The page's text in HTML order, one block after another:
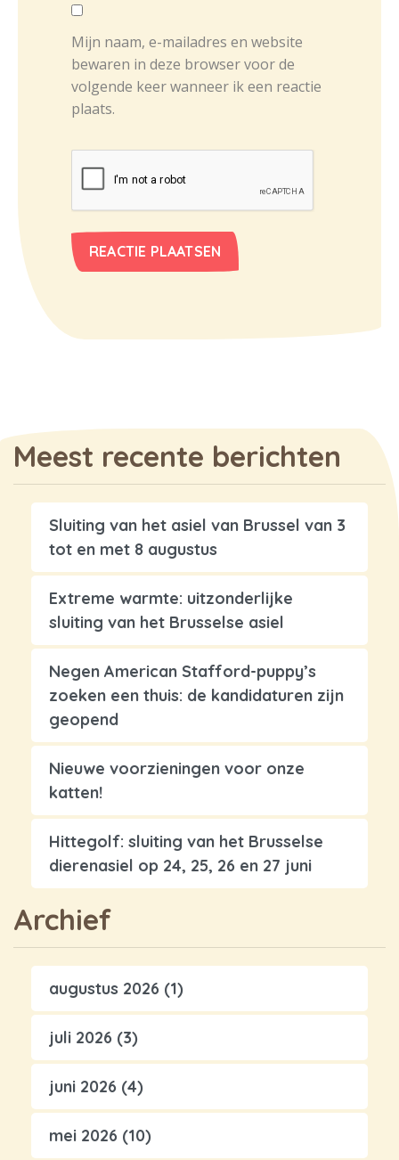
Mijn naam, e-mailadres en website
bewaren in deze browser voor de
volgende keer wanneer ik een reactie
plaats.
Meest recente berichten
Sluiting van het asiel van Brussel van 3
tot en met 8 augustus
Extreme warmte: uitzonderlijke
sluiting van het Brusselse asiel
Negen American Stafford-puppy’s
zoeken een thuis: de kandidaturen zijn
geopend
Nieuwe voorzieningen voor onze
katten!
Hittegolf: sluiting van het Brusselse
dierenasiel op 24, 25, 26 en 27 juni
Archief
augustus 2026 (1)
juli 2026 (3)
juni 2026 (4)
mei 2026 (10)